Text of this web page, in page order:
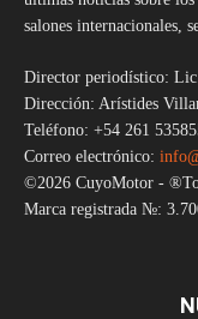
salones internacionales,
Director periodístico:
Dirección: Arístides
Teléfono: +54 261
Correo electrónico:
©2026 CuyoMotor -
Marca registrada №: